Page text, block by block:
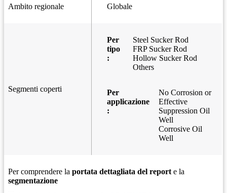
Ambito regionale Globale
Segmenti coperti
Per
tipo
:
Steel Sucker Rod
FRP Sucker Rod
Hollow Sucker Rod
Others
Per
applicazione
:
No Corrosion or
Effective
Suppression Oil
Well
Corrosive Oil
Well
Per comprendere la portata dettagliata del report e la
segmentazione